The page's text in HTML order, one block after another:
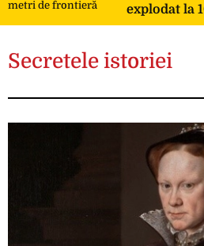
explodat la
frontieră
Secretele istoriei